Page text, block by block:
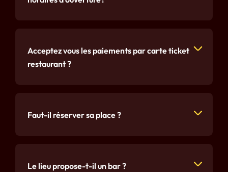
Acceptez vous les paiements par carte ticket
restaurant ?
Faut-il réserver sa place ?
Le lieu propose-t-il un bar ?